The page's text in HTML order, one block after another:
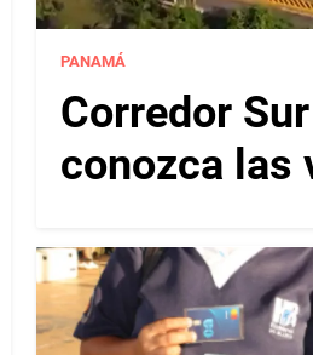
PANAMÁ
Corredor
conozca las